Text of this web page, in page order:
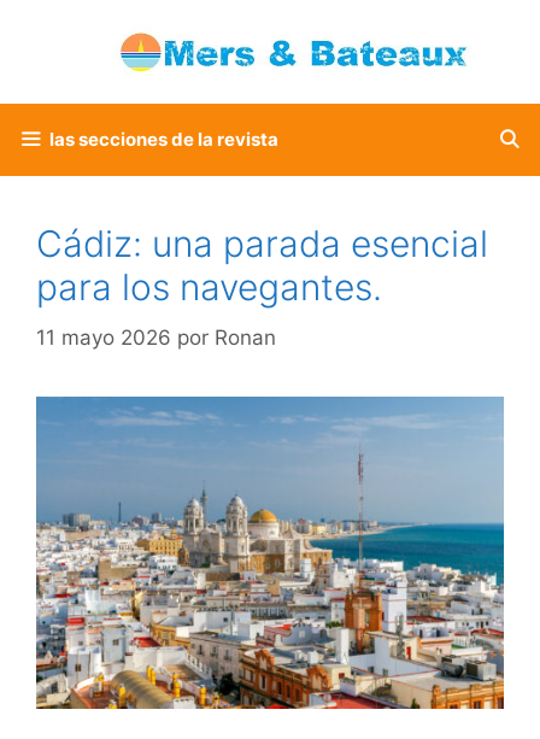
las secciones de la revista
Cádiz: una parada esencial
para los navegantes.
11 mayo 2026 por Ronan